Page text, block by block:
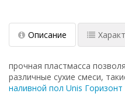
Описание
прочная пластмасса
различные сухие смеси,
наливной пол Unis